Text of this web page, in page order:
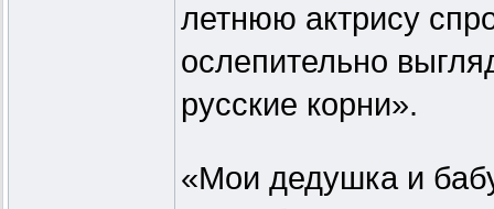
летнюю актрису
ослепительно
русские корни».
«Мои дедушка и